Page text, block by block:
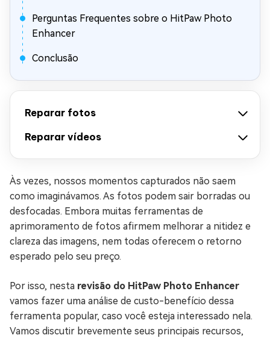
Perguntas Frequentes sobre o HitPaw Photo
Enhancer
Conclusão
Reparar fotos
Reparar vídeos
Às vezes, nossos momentos capturados não saem
como imaginávamos. As fotos podem sair borradas ou
desfocadas. Embora muitas ferramentas de
aprimoramento de fotos afirmem melhorar a nitidez e
clareza das imagens, nem todas oferecem o retorno
esperado pelo seu preço.
Por isso, nesta revisão do HitPaw Photo Enhancer
vamos fazer uma análise de custo-benefício dessa
ferramenta popular, caso você esteja interessado nela.
Vamos discutir brevemente seus principais recursos,